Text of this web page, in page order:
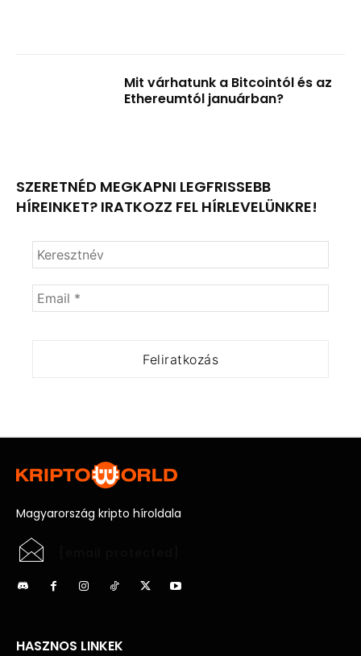
Mit várhatunk a Bitcointól és az
Ethereumtól januárban?
SZERETNÉD MEGKAPNI LEGFRISSEBB
HÍREINKET? IRATKOZZ FEL HÍRLEVELÜNKRE!
Magyarország kripto híroldala
HASZNOS LINKEK